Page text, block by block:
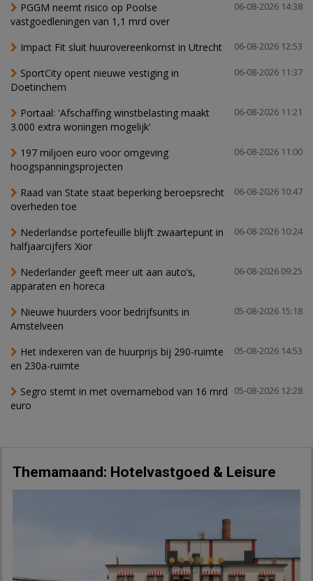
06-08-2026 14:38
PGGM neemt risico op Poolse
vastgoedleningen van 1,1 mrd over
06-08-2026 12:53
Impact Fit sluit huurovereenkomst in Utrecht
06-08-2026 11:37
SportCity opent nieuwe vestiging in
Doetinchem
06-08-2026 11:21
Portaal: 'Afschaffing winstbelasting maakt
3.000 extra woningen mogelijk'
06-08-2026 11:00
197 miljoen euro voor omgeving
hoogspanningsprojecten
06-08-2026 10:47
Raad van State staat beperking beroepsrecht
overheden toe
06-08-2026 10:24
Nederlandse portefeuille blijft zwaartepunt in
halfjaarcijfers Xior
06-08-2026 09:25
Nederlander geeft meer uit aan auto’s,
apparaten en horeca
05-08-2026 15:18
Nieuwe huurders voor bedrijfsunits in
Amstelveen
05-08-2026 14:53
Het indexeren van de huurprijs bij 290-ruimte
en 230a-ruimte
05-08-2026 12:28
Segro stemt in met overnamebod van 16 mrd
euro
Themamaand: Hotelvastgoed & Leisure